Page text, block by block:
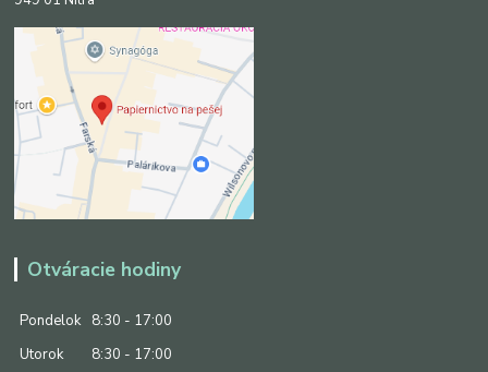
Otváracie hodiny
Pondelok
8:30 - 17:00
Utorok
8:30 - 17:00